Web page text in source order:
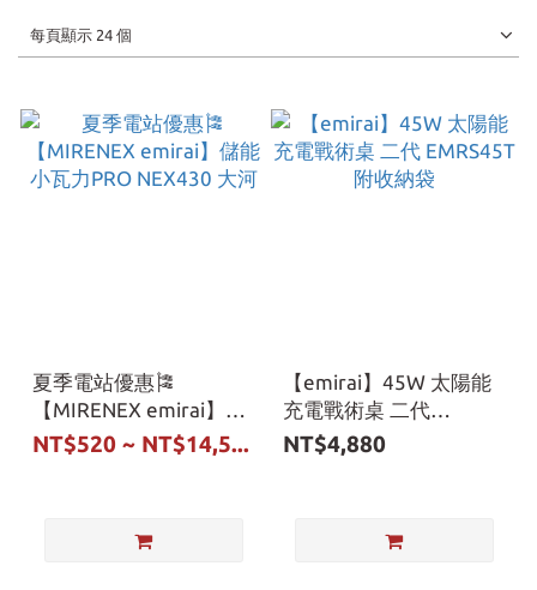
每頁顯示 24 個
夏季電站優惠🎏
【MIRENEX emirai】儲
能小瓦力PRO NEX430
NT$520 ~ NT$14,5...
【emirai】45W 太陽能
充電戰術桌 二代
EMRS45T 附收納袋
NT$4,880